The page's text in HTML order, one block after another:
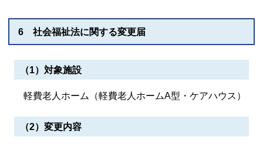
6 社会福祉法に関する変更届
（1）対象施設
軽費老人ホーム（軽費老人ホームA型・ケアハウス）
（2）変更内容